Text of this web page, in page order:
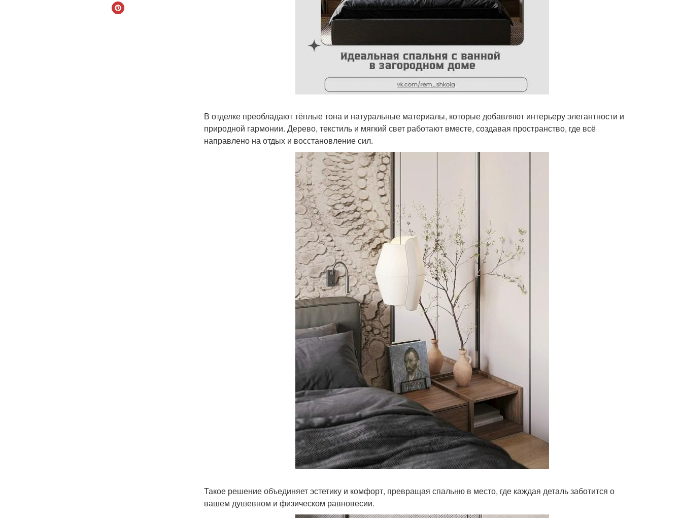
В отделке преобладают тёплые тона и натуральные материалы, которые добавляют интерьеру элегантности и
природной гармонии. Дерево, текстиль и мягкий свет работают вместе, создавая пространство, где всё
направлено на отдых и восстановление сил.
Такое решение объединяет эстетику и комфорт, превращая спальню в место, где каждая деталь заботится о
вашем душевном и физическом равновесии.